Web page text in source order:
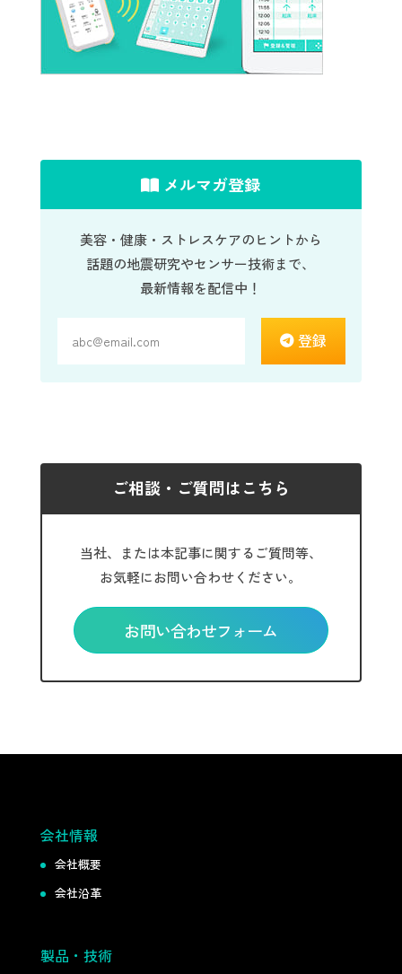
メルマガ登録
美容・健康・ストレスケアのヒントから
話題の地震研究やセンサー技術まで、
最新情報を配信中！
登録
ご相談・ご質問はこちら
当社、または本記事に関するご質問等、
お気軽にお問い合わせください。
お問い合わせフォーム
会社情報
会社概要
会社沿革
製品・技術